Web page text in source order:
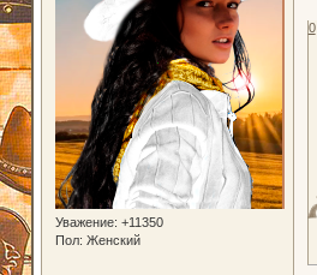
Уважение: +11350
Пол: Женский
0